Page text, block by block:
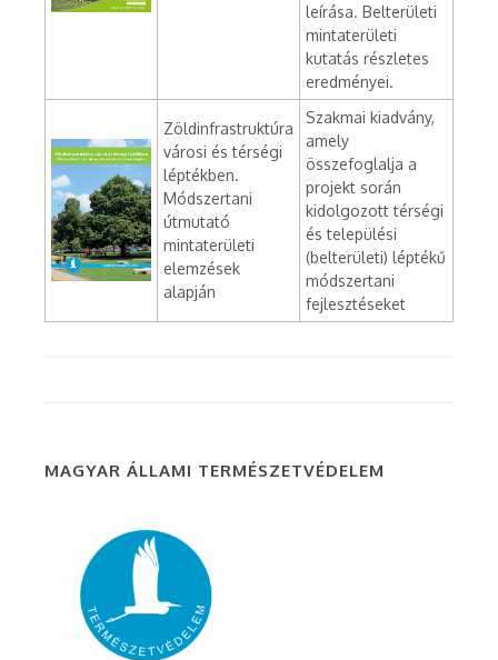
leírása. Belterületi
mintaterületi
kutatás részletes
eredményei.
Zöldinfrastruktúra
városi és térségi
léptékben.
Módszertani
útmutató
mintaterületi
elemzések
alapján
Szakmai kiadvány,
amely
összefoglalja a
projekt során
kidolgozott térségi
és települési
(belterületi) léptékű
módszertani
fejlesztéseket
MAGYAR ÁLLAMI TERMÉSZETVÉDELEM